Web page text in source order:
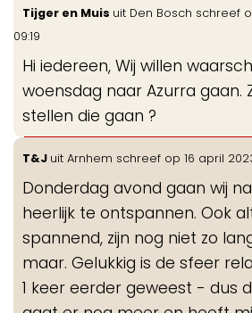
Tijger en Muis uit Den Bosch schreef
09:19
Hi iedereen, Wij willen
woensdag naar Azurra gaan.
stellen die gaan ?
T&J uit Arnhem schreef op 16 april
Donderdag avond gaan wij
heerlijk te ontspannen. Ook
spannend, zijn nog niet zo
maar. Gelukkig is de sfeer
1 keer eerder geweest - dus